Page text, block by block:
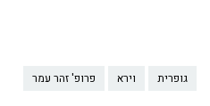
גופרית וירא פרופ' זהר עמר